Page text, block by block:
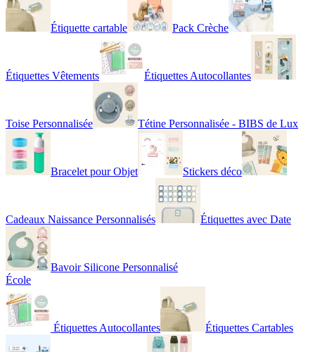
Étiquette cartable Pack Crèche
Étiquettes Vêtements Étiquettes Autocollantes
Toise Personnalisée Tétine Personnalisée - BIBS de Lux
Bracelet pour Objet Stickers déco
Cadeaux Naissance Personnalisés Étiquettes avec Date
Bavoir Silicone Personnalisé
École
Étiquettes Autocollantes Étiquettes Cartables